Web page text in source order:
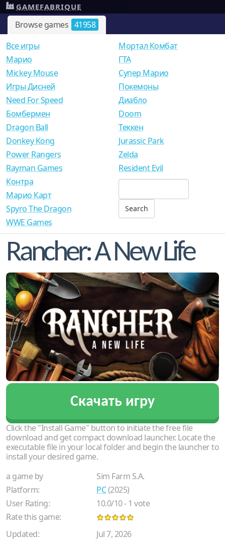
Browse games 41958
GAMEFABRIQUE
Все игры
Mарио
Mickey Mouse
Игры Дисней
Need For Speed
Мортал Комбат
ГТА
Супер Марио
Покемоны
Диабло
Бомбермен
Dragon Ball
Donkey Kong
Power Rangers
Rayman Games
Doom
Теккен
Jurassic Park
Zelda
Resident Evil
Контра
Марио Карт
Spyro The Dragon
WWE Games
Rancher: A New Life
Скачать игру
Click the "Install Game" button to initiate the free file
download and get compact download launcher. Locate the
executable file in your local folder and begin the launcher to
install your desired game.
a game by
Sim Farm S.A.
Platform:
PC(2025)
User Rating:
10.0/10-1 vote
Rate this game:
Updated:
Jul 7, 2026